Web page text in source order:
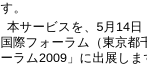
す。
本サービスを、5月14
国際フォーラム（東京都
ーラム2009」に出展しま